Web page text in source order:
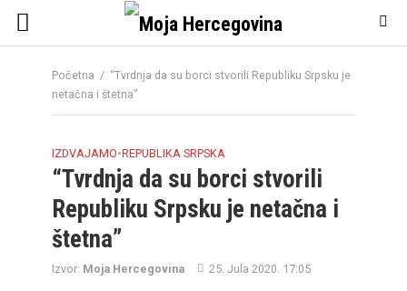
Početna / “Tvrdnja da su borci stvorili Republiku Srpsku je
netačna i štetna”
IZDVAJAMO•REPUBLIKA SRPSKA
“Tvrdnja da su borci stvorili
Republiku Srpsku je netačna i
štetna”
Izvor: Moja Hercegovina 25. Jula 2020. 17:05